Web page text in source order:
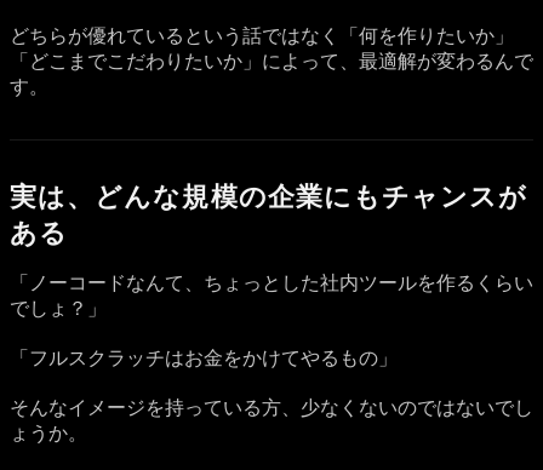
どちらが優れているという話ではなく「何を作りたいか」
「どこまでこだわりたいか」によって、最適解が変わるんで
す。
実は、どんな規模の企業にもチャンスが
ある
「ノーコードなんて、ちょっとした社内ツールを作るくらい
でしょ？」
「フルスクラッチはお金をかけてやるもの」
そんなイメージを持っている方、少なくないのではないでし
ょうか。